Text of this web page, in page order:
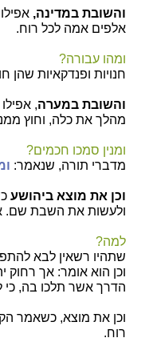
והשובת במדינה,
אלפים אמה לכל רוח.
ומהו עבורה?
חנויות ופנדקאיות שהן
והשובת במערה,
מהלך את כלה, וחוץ
ומנין סמכו חכמים?
מדברי תורה, שנאמר:
וכן את מוצא ביהושע
ולעשות את השבת שם.
למה?
שתהיו רשאין לבא
וכן הוא אומר: אך רחוק
הדרך אשר תלכו בה,
וכן את מוצא, כשאמר
רוח.